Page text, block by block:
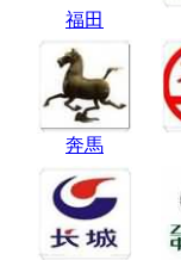
福田
奔馬